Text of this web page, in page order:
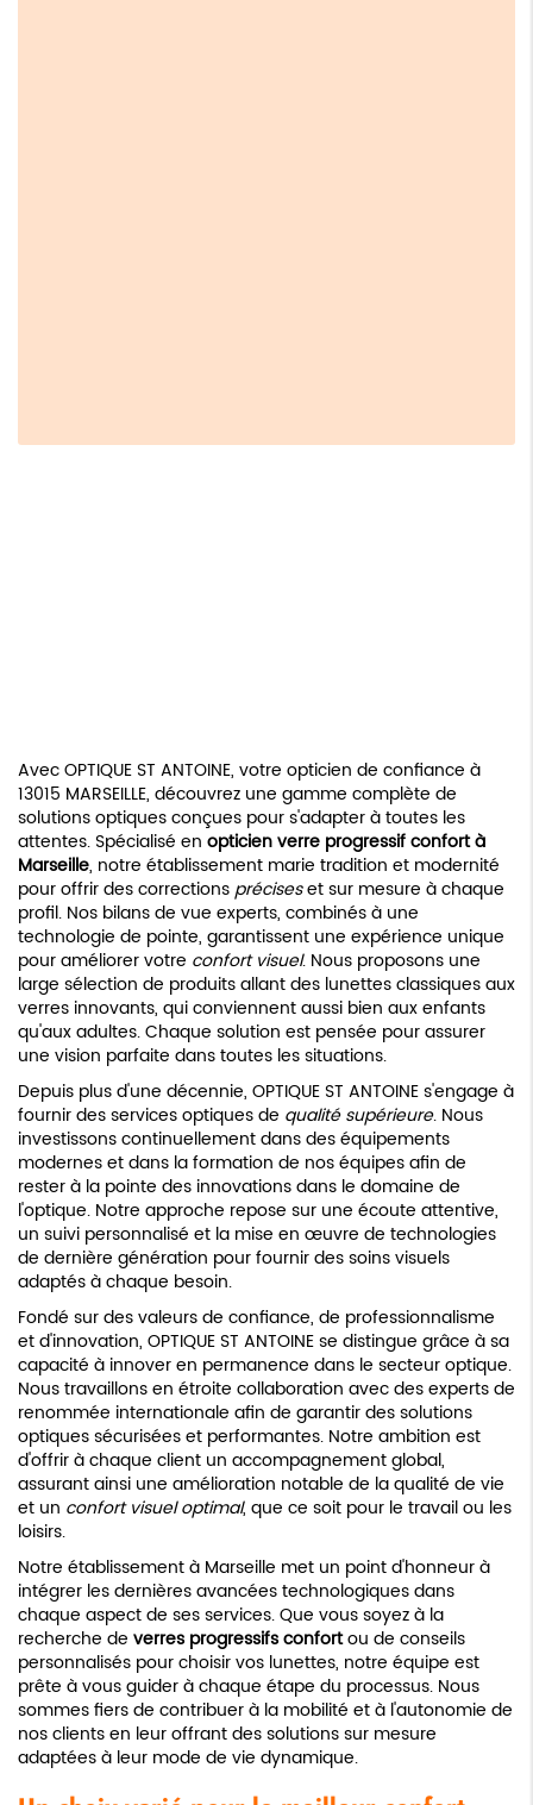
Avec OPTIQUE ST ANTOINE, votre opticien de confiance à
13015 MARSEILLE, découvrez une gamme complète de
solutions optiques conçues pour s'adapter à toutes les
attentes. Spécialisé en opticien verre progressif confort à
Marseille, notre établissement marie tradition et modernité
pour offrir des correctionspréciseset sur mesure à chaque
profil. Nos bilans de vue experts, combinés à une
technologie de pointe, garantissent une expérience unique
pour améliorer votre confort visuel. Nous proposons une
large sélection de produits allant des lunettes classiques aux
verres innovants, qui conviennent aussi bien aux enfants
qu'aux adultes. Chaque solution est pensée pour assurer
une vision parfaite dans toutes les situations.
Depuis plus d'une décennie, OPTIQUE ST ANTOINE s'engage à
fournir des services optiques de qualité supérieure. Nous
investissons continuellement dans des équipements
modernes et dans la formation de nos équipes afin de
rester à la pointe des innovations dans le domaine de
l'optique. Notre approche repose sur une écoute attentive,
un suivi personnalisé et la mise en œuvre de technologies
de dernière génération pour fournir des soins visuels
adaptés à chaque besoin.
Fondé sur des valeurs de confiance, de professionnalisme
et d'innovation, OPTIQUE ST ANTOINE se distingue grâce à sa
capacité à innover en permanence dans le secteur optique.
Nous travaillons en étroite collaboration avec des experts de
renommée internationale afin de garantir des solutions
optiques sécurisées et performantes. Notre ambition est
d'offrir à chaque client un accompagnement global,
assurant ainsi une amélioration notable de la qualité de vie
et un confort visuel optimal, que ce soit pour le travail ou les
loisirs.
Notre établissement à Marseille met un point d'honneur à
intégrer les dernières avancées technologiques dans
chaque aspect de ses services. Que vous soyez à la
recherche de verres progressifs confortou de conseils
personnalisés pour choisir vos lunettes, notre équipe est
prête à vous guider à chaque étape du processus. Nous
sommes fiers de contribuer à la mobilité et à l'autonomie de
nos clients en leur offrant des solutions sur mesure
adaptées à leur mode de vie dynamique.